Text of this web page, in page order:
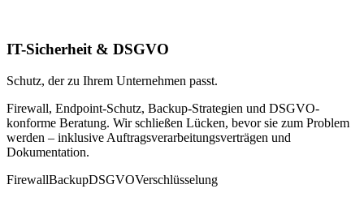
IT-Sicherheit & DSGVO
Schutz, der zu Ihrem Unternehmen passt.
Firewall, Endpoint-Schutz, Backup-Strategien und DSGVO-
konforme Beratung. Wir schließen Lücken, bevor sie zum Problem
werden – inklusive Auftragsverarbeitungsverträgen und
Dokumentation.
FirewallBackupDSGVOVerschlüsselung